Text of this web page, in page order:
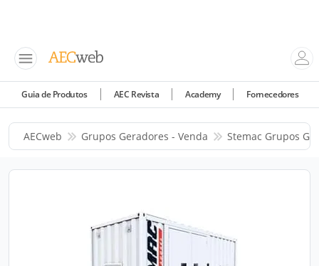
Guia de Produtos AEC Revista Academy Fornecedores
AECweb Grupos Geradores - Venda Stemac Grupos